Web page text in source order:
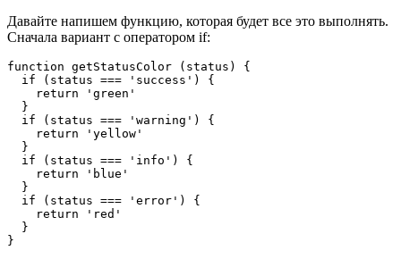
Давайте напишем функцию, которая будет все это выполнять.
Сначала вариант с оператором if:
function getStatusColor (status) {
}